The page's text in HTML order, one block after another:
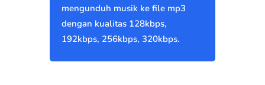
mengunduh musik ke file mp3
dengan kualitas 128kbps,
192kbps, 256kbps, 320kbps.